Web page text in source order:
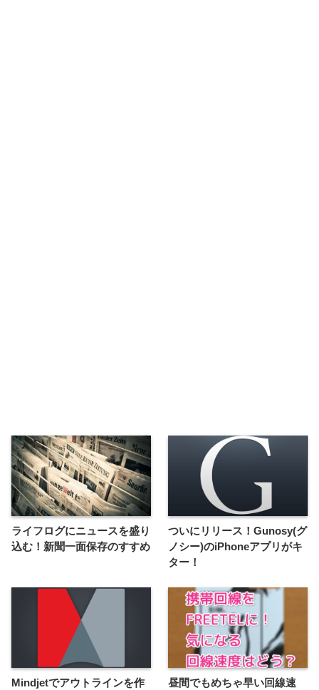
ライフログにニュースを盛り
込む！新聞一面保存のすすめ
ついにリリース！Gunosy(グ
ノシー)のiPhoneアプリがキ
ター！
Mindjetでアウトラインを作
昼間でもめちゃ早い回線速